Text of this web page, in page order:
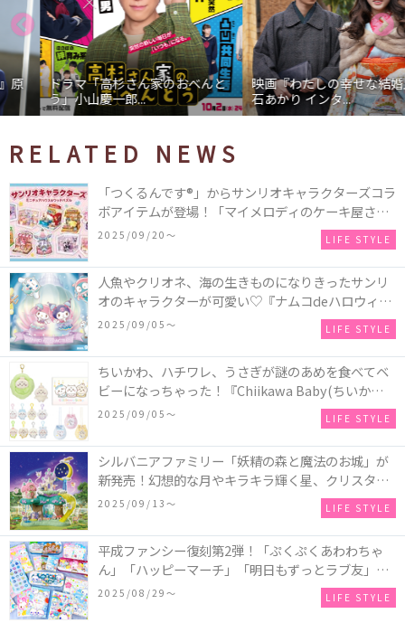
ドラマ「高杉さん家のおべんと
う」小山慶一郎...
映画『わたしの幸せな結婚』髙
石あかり インタ...
RELATED NEWS
「つくるんです®」からサンリオキャラクターズコラ
ボアイテムが登場！「マイメロディのケーキ屋さ
ん」などミニチュアハウス8種類と、「シナモロール
のメリーゴーランド」などオルゴールで動く仕掛け
付きのウッドパズル2種類♪
2025/09/20〜 LIFE STYLE
人魚やクリオネ、海の生きものになりきったサンリ
オのキャラクターが可愛い♡『ナムコdeハロウィン
2025～マーメイドファンタジー～』全国のアミュー
ズメント施設「ナムコ」「ナムコオンラインクレー
ン」で開催！
2025/09/05〜 LIFE STYLE
ちいかわ、ハチワレ、うさぎが謎のあめを食べてベ
ビーになっちゃった！『Chiikawa Baby(ちいかわベ
ビー)』の催事を全国14か所で開催！
2025/09/05〜 LIFE STYLE
シルバニアファミリー「妖精の森と魔法のお城」が
新発売！幻想的な月やキラキラ輝く星、クリスタル
などの装飾がお城を彩る♡
2025/09/13〜 LIFE STYLE
平成ファンシー復刻第2弾！「ぷくぷくあわわちゃ
ん」「ハッピーマーチ」「明日もずっとラブ友」な
どの「カンペンケース」や「遊べるメモ帳」が発売
2025/08/29〜 LIFE STYLE